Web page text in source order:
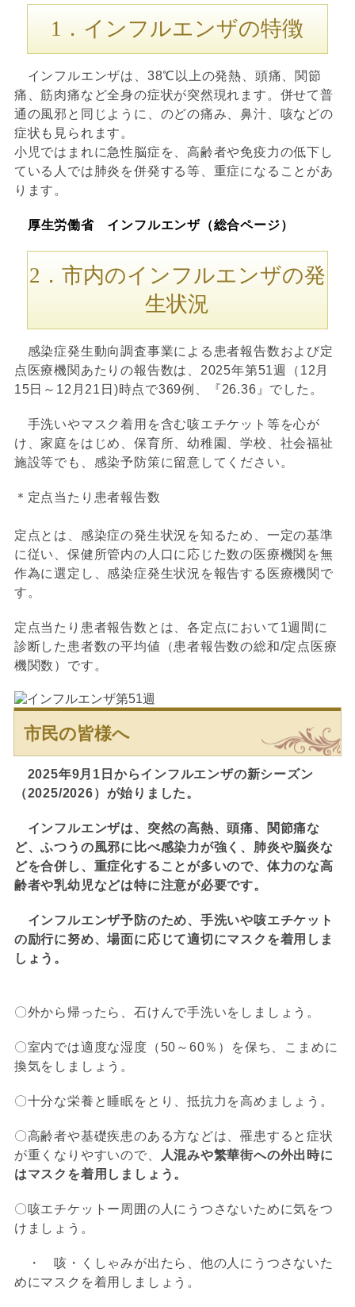
1．インフルエンザの特徴
インフルエンザは、38℃以上の発熱、頭痛、関節
痛、筋肉痛など全身の症状が突然現れます。併せて普
通の風邪と同じように、のどの痛み、鼻汁、咳などの
症状も見られます。
小児ではまれに急性脳症を、高齢者や免疫力の低下し
ている人では肺炎を併発する等、重症になることがあ
ります。
厚生労働省 インフルエンザ（総合ページ）
2．市内のインフルエンザの発
生状況
感染症発生動向調査事業による患者報告数および定
点医療機関あたりの報告数は、2025年第51週（12月
15日～12月21日)時点で369例、『26.36』でした。
手洗いやマスク着用を含む咳エチケット等を心が
け、家庭をはじめ、保育所、幼稚園、学校、社会福祉
施設等でも、感染予防策に留意してください。
＊定点当たり患者報告数
定点とは、感染症の発生状況を知るため、一定の基準
に従い、保健所管内の人口に応じた数の医療機関を無
作為に選定し、感染症発生状況を報告する医療機関で
す。
定点当たり患者報告数とは、各定点において1週間に
診断した患者数の平均値（患者報告数の総和/定点医療
機関数）です。
市民の皆様へ
2025年9月1日からインフルエンザの新シーズン
（2025/2026）が始りました。
インフルエンザは、突然の高熱、頭痛、関節痛な
ど、ふつうの風邪に比べ感染力が強く、肺炎や脳炎な
どを合併し、重症化することが多いので、体力のな高
齢者や乳幼児などは特に注意が必要です。
インフルエンザ予防のため、手洗いや咳エチケット
の励行に努め、場面に応じて適切にマスクを着用しま
しょう。
〇外から帰ったら、石けんで手洗いをしましょう。
〇室内では適度な湿度（50～60％）を保ち、こまめに
換気をしましょう。
〇十分な栄養と睡眠をとり、抵抗力を高めましょう。
〇高齢者や基礎疾患のある方などは、罹患すると症状
が重くなりやすいので、
人混みや繁華街への外出時に
はマスクを着用しましょう。
〇咳エチケットー周囲の人にうつさないために気をつ
けましょう。
・ 咳・くしゃみが出たら、他の人にうつさないた
めにマスクを着用しましょう。